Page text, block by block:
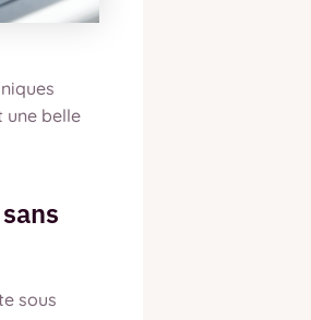
une belle
sous